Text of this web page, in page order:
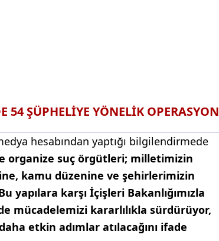
54 ŞÜPHELİYE YÖNELİK OPERASYON
hesabından yaptığı bilgilendirmede
organize suç örgütleri; milletimizin
kamu düzenine ve şehirlerimizin
yapılara karşı İçişleri Bakanlığımızla
mücadelemizi kararlılıkla sürdürüyor,
etkin adımlar atılacağını ifade